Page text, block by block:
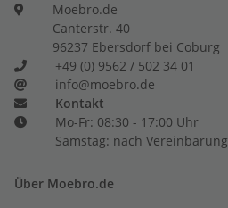
Moebro.de
Canterstr. 40
96237 Ebersdorf bei Coburg
+49 (0) 9562 / 502 34 01
info@moebro.de
Kontakt
Mo-Fr: 08:30 - 17:00 Uhr
Samstag: nach Vereinbarung
Über Moebro.de